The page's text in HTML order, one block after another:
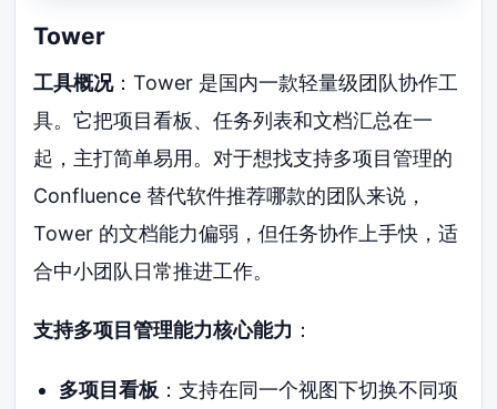
Tower
工具概况：Tower 是国内一款轻量级团队协作工
具。它把项目看板、任务列表和文档汇总在一
起，主打简单易用。对于想找支持多项目管理的
Confluence 替代软件推荐哪款的团队来说，
Tower 的文档能力偏弱，但任务协作上手快，适
合中小团队日常推进工作。
支持多项目管理能力核心能力 ：
多项目看板：支持在同一个视图下切换不同项